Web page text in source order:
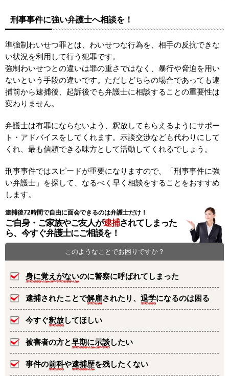
刑事事件に強い弁護士へ相談を！
準強制わいせつ罪とは、わいせつな行為を、相手の反抗できな
い状況を利用して行う犯罪です。
強制わいせつとの違いは罪の重さではなく、暴行や脅迫を用い
ないという手段の違いです。ただしどちらの場合であっても逮
捕前から逮捕後、起訴後でも弁護士に相談することの重要性は
変わりません。
弁護士は有罪にならないよう、釈放してもらえるようにサポー
ト・アドバイスをしてくれます。示談交渉なども代わりにして
くれ、最も信頼できる味方として活動してくれるでしょう。
刑事事件ではスピードが重要になりますので、「刑事事件に強
い弁護士」を探して、なるべく早く相談をすることをおすすめ
します。
逮捕後72時間で自由に面会できるのは弁護士だけ！
ご自身・ご家族やご友人が逮捕されてしまった
ら、今すぐ弁護士にご相談を！
このようなことでお困りですか？
身に覚えがないのに警察に呼ばれてしまった
逮捕されたことで解雇されたり、 退学になるのは困る
今すぐ釈放してほしい
被害者の方と早期に示談したい
事件の前科や逮捕歴を残したくない